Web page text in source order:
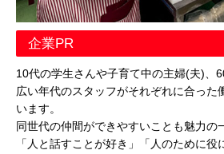
企業PR
10代の学生さんや子育て中の主婦(夫)、
広い年代のスタッフがそれぞれに合った
います。
同世代の仲間ができやすいことも魅力の
「人と話すことが好き」「人のために